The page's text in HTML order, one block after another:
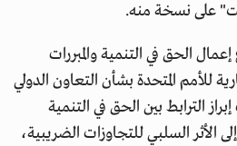
على نسخة منه.
الحق في التنمية والمبررات
للأمم المتحدة بشأن التعاون الدولي
الترابط بين الحق في التنمية
الأثر السلبي للتجاوزات الضريبية،